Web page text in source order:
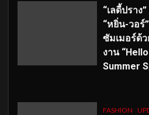
“เลดี้ปรา
“หยิ่น-วอร์
ซัมเมอร์ด้
งาน
Summer
FASHION